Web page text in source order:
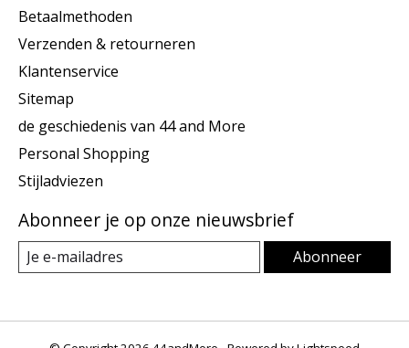
Betaalmethoden
Verzenden & retourneren
Klantenservice
Sitemap
de geschiedenis van 44 and More
Personal Shopping
Stijladviezen
Abonneer je op onze nieuwsbrief
Abonneer